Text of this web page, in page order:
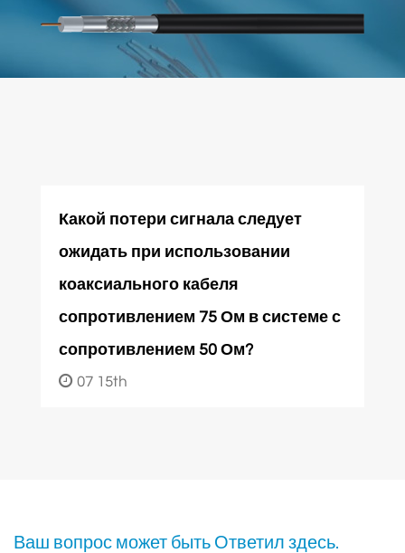
Какой потери сигнала следует
ожидать при использовании
коаксиального кабеля
сопротивлением 75 Ом в системе с
сопротивлением 50 Ом?
07 15th
Ваш вопрос может быть Ответил здесь.